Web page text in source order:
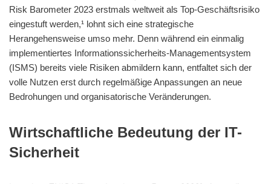
Risk Barometer 2023 erstmals weltweit als Top-Geschäftsrisiko
eingestuft werden,¹ lohnt sich eine strategische
Herangehensweise umso mehr. Denn während ein einmalig
implementiertes Informationssicherheits-Managementsystem
(ISMS) bereits viele Risiken abmildern kann, entfaltet sich der
volle Nutzen erst durch regelmäßige Anpassungen an neue
Bedrohungen und organisatorische Veränderungen.
Wirtschaftliche Bedeutung der IT-
Sicherheit